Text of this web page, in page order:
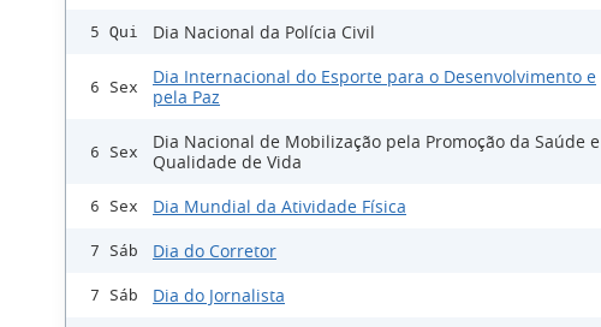
5 Qui Dia Nacional da Polícia Civil
6 Sex
Dia Internacional do Esporte para o Desenvolvimento e
pela Paz
6 Sex
Dia Nacional de Mobilização pela Promoção da Saúde e
Qualidade de Vida
6 Sex Dia Mundial da Atividade Física
7 Sáb Dia do Corretor
7 Sáb Dia do Jornalista